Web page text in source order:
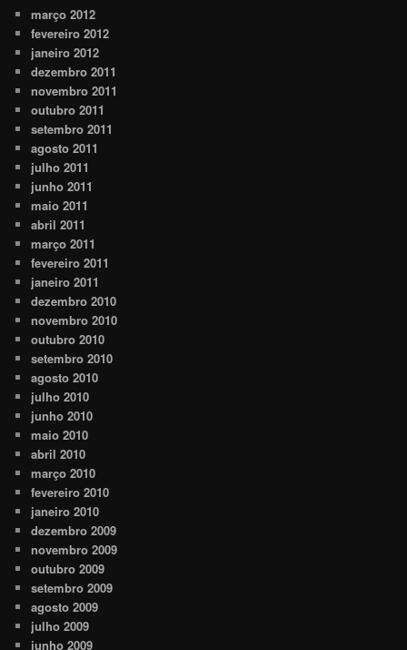
março 2012
fevereiro 2012
janeiro 2012
dezembro 2011
novembro 2011
outubro 2011
setembro 2011
agosto 2011
julho 2011
junho 2011
maio 2011
abril 2011
março 2011
fevereiro 2011
janeiro 2011
dezembro 2010
novembro 2010
outubro 2010
setembro 2010
agosto 2010
julho 2010
junho 2010
maio 2010
abril 2010
março 2010
fevereiro 2010
janeiro 2010
dezembro 2009
novembro 2009
outubro 2009
setembro 2009
agosto 2009
julho 2009
junho 2009